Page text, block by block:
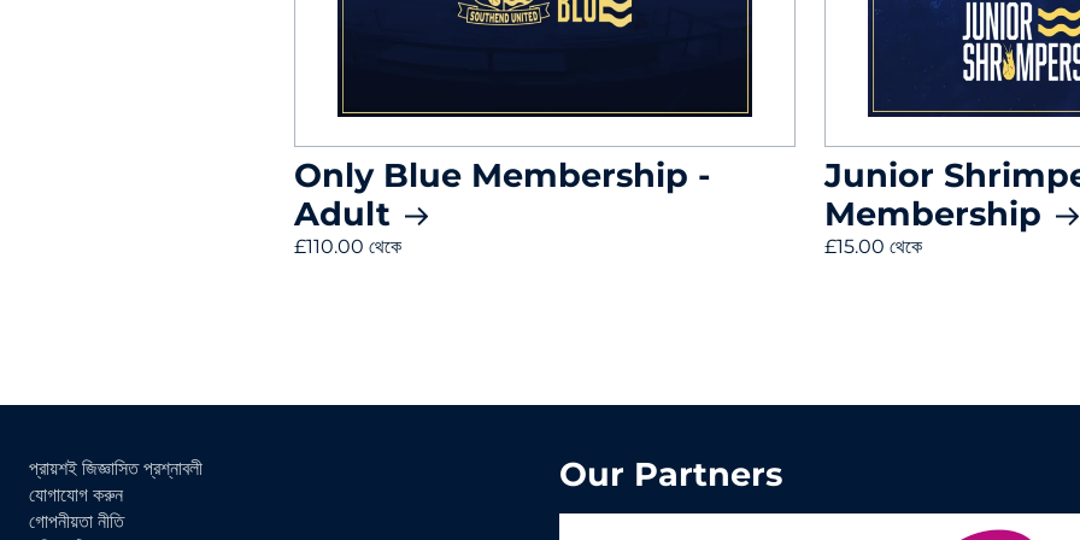
Only Blue Membership -
Adult
£110.00 থেকে
Junior
Membership
£15.00 থেকে
প্রায়শই জিজ্ঞাসিত প্রশ্নাবলী
যোগাযোগ করুন
গোপনীয়তা নীতি
Our Partners